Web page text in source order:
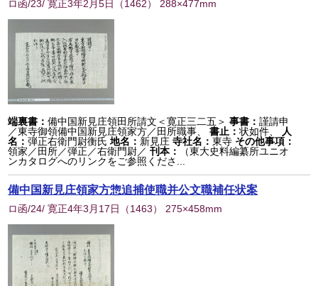
ロ函/23/ 寛正3年2月5日 （1462） 288×477mm
端裏書：備中国新見庄領田所請文＜寛正三二五＞ 事書：謹請申
／東寺御領備中国新見庄領家方／田所職事、
書止：状如件、
人
名：弾正右衛門尉衡氏 地名： 新見庄 寺社名：東寺 その他事項：
領家／田所／弾正／右衛門尉／ 刊本：
（東大史料編纂所ユニオ
ンカタログへのリンクをご参照くださ...
備中国新見庄領家方惣追捕使職并公文職補任状案
ロ函/24/ 寛正4年3月17日 （1463） 275×458mm